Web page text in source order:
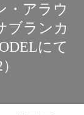
・アラウ
ブランカ
にて